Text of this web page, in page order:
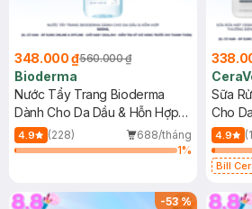
348.000 ₫560.000 ₫
Bioderma
Nước Tẩy Trang Bioderma
Dành Cho Da Dầu & Hỗn Hợp
500ml
4.9 (228)
688/tháng
1%
Sữa
Cho
473ml
4.9
Bill
-53%